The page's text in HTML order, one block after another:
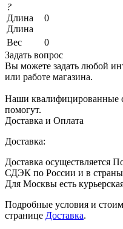
?
Длина
Длина
0
Вес
0
Задать вопрос
Вы можете задать любой
или работе магазина.
Наши квалифицированные
помогут.
Доставка и Оплата
Доставка:
Доставка осуществляется
СДЭК по России и в
Для Москвы есть
Подробные условия и
странице Доставка.